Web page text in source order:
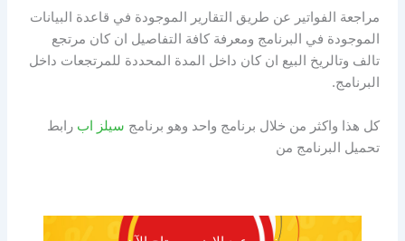
مراجعة الفواتير عن طريق التقارير الموجودة في قاعدة البيانات
الموجودة في البرنامج ومعرفة كافة التفاصيل ان كان مرتجع
تالف وتالريخ البيع ان كان داخل المدة المحددة للمرتجعات داخل
البرنامج.
كل هذا واكثر من خلال برنامج واحد وهو برنامج سيلز اب رابط
تحميل البرنامج من